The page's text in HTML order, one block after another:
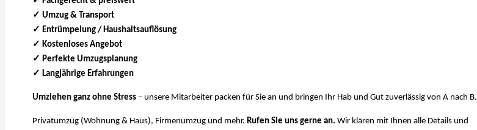
✓ Umzug & Transport
✓ Entrümpelung / Haushaltsauflösung
✓ Kostenloses Angebot
✓ Perfekte Umzugsplanung
✓ Langjährige Erfahrungen
Umziehen ganz ohne Stress – unsere Mitarbeiter packen für Sie an und bringen Ihr Hab und Gut zuverlässig von A nach B.
Privatumzug (Wohnung & Haus), Firmenumzug und mehr. Rufen Sie uns gerne an. Wir klären mit Ihnen alle Details und